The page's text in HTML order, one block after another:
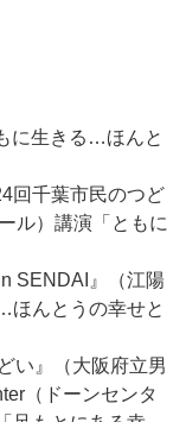
に生きる…ほんと
回千葉市民のつど
ル）講演「ともに
SENDAI』（江陽
ほんとうの幸せと
い』（大阪府立男
（ドーンセンタ